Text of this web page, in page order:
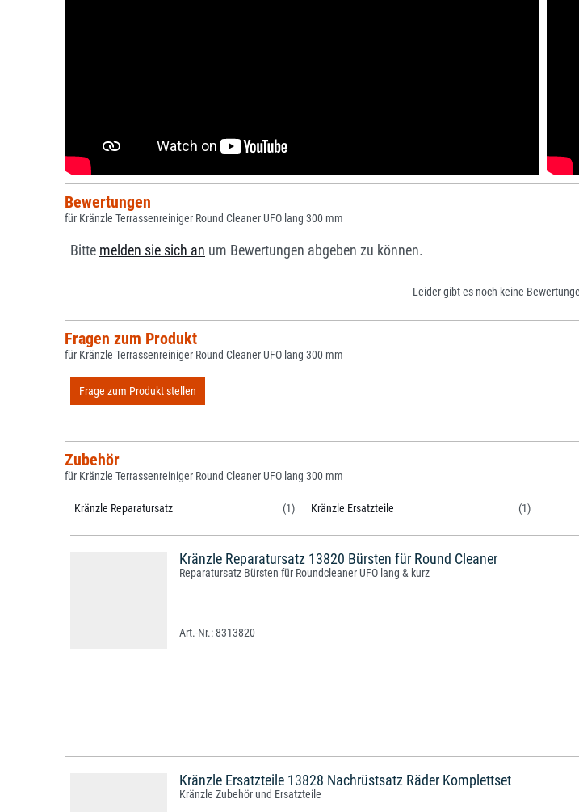
Bewertungen
für Kränzle Terrassenreiniger Round Cleaner UFO lang 300 mm
Bitte melden sie sich an um Bewertungen abgeben zu können.
Leider gibt es noch keine
Fragen zum Produkt
für Kränzle Terrassenreiniger Round Cleaner UFO lang 300 mm
Frage zum Produkt stellen
Zubehör
für Kränzle Terrassenreiniger Round Cleaner UFO lang 300 mm
Kränzle Reparatursatz (1) Kränzle Ersatzteile (1)
Kränzle Reparatursatz 13820 Bürsten für Round Cleaner
Reparatursatz Bürsten für Roundcleaner UFO lang & kurz
8313820
Kränzle Ersatzteile 13828 Nachrüstsatz Räder Komplettset
Kränzle Zubehör und Ersatzteile